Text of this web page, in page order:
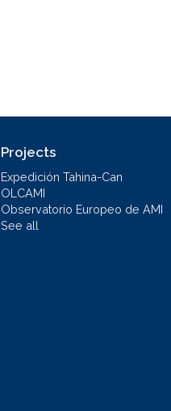
Projects
Expedición Tahina-Can
OLCAMI
Observatorio Europeo de AMI
See all